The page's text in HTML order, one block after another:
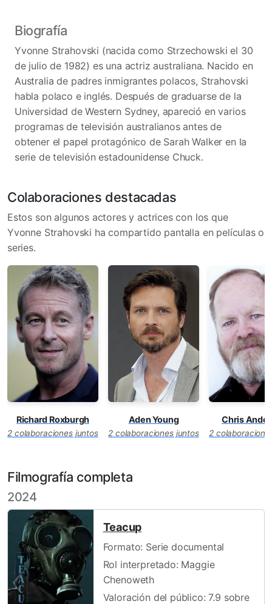
Biografía
Yvonne Strahovski (nacida como Strzechowski el 30
de julio de 1982) es una actriz australiana. Nacido en
Australia de padres inmigrantes polacos, Strahovski
habla polaco e inglés. Después de graduarse de la
Universidad de Western Sydney, apareció en varios
programas de televisión australianos antes de
obtener el papel protagónico de Sarah Walker en la
serie de televisión estadounidense Chuck.
Colaboraciones destacadas
Estos son algunos actores y actrices con los que
Yvonne Strahovski ha compartido pantalla en películas o
series.
Richard Roxburgh
2 colaboraciones juntos
Aden Young
2 colaboraciones juntos
Chris
2
Filmografía completa
2024
Teacup
Formato: Serie documental
Rol interpretado: Maggie
Chenoweth
Valoración del público: 7.9 sobre